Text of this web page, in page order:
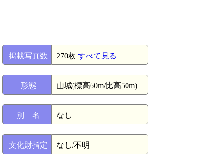
掲載写真数 270枚 すべて見る
形態 山城(標高60m/比高50m)
別 名 なし
文化財指定 なし/不明